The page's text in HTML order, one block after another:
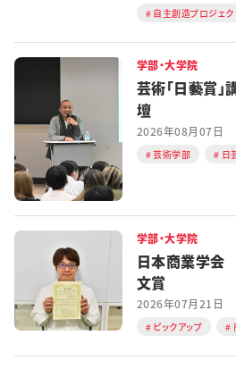
自主創造プロジェク
学部・大学院
芸術「日藝賞
壇
2026年08月07日
芸術学部 日
学部・大学院
日本商業学会
文賞
2026年07月21日
ピックアップ